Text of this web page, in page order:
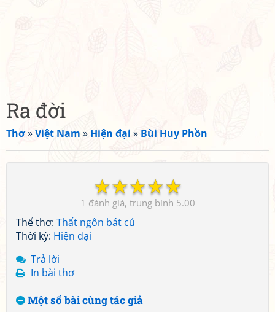
Ra đời
Thơ»Việt Nam » Hiện đại » Bùi Huy Phồn
☆
☆
☆
☆
☆
1 5.00
Thể thơ: Thất ngôn bát cú
Thời kỳ: Hiện đại
Trả lời
In bài thơ
Một số bài cùng tác giả